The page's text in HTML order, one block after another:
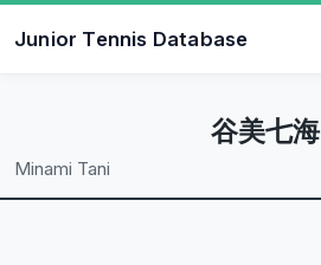
Junior Tennis Database
谷美七海
Minami Tani